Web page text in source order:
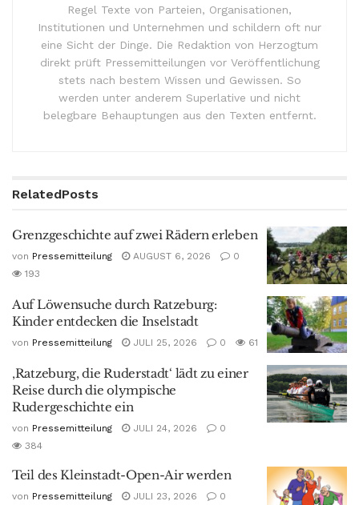
Regel Texte von Parteien, Organisationen,
Institutionen und Unternehmen und schildern oft nur
eine Sicht der Dinge. Die Redaktion von Herzogtum
direkt prüft Pressemitteilungen vor Veröffentlichung
stets nach bestem Wissen und Gewissen. So
werden unter anderem Superlative und nicht
belegbare Behauptungen aus den Texten entfernt.
RelatedPosts
Grenzgeschichte auf zwei Rädern erleben
von Pressemitteilung AUGUST 6, 2026
0
193
Auf Löwensuche durch Ratzeburg:
Kinder entdecken die Inselstadt
von Pressemitteilung JULI 25, 2026 0 61
‚Ratzeburg, die Ruderstadt‘ lädt zu einer
Reise durch die olympische
Rudergeschichte ein
von Pressemitteilung JULI 24, 2026
0
384
Teil des Kleinstadt-Open-Air werden
von Pressemitteilung JULI 23, 2026 0